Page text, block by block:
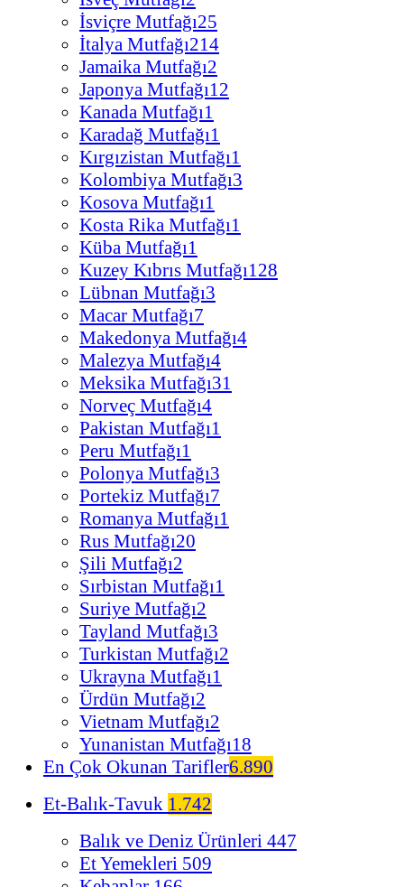
İsviçre Mutfağı25
İtalya Mutfağı214
Jamaika Mutfağı2
Japonya Mutfağı12
Kanada Mutfağı1
Karadağ Mutfağı1
Kırgızistan Mutfağı1
Kolombiya Mutfağı3
Kosova Mutfağı1
Kosta Rika Mutfağı1
Küba Mutfağı1
Kuzey Kıbrıs Mutfağı128
Lübnan Mutfağı3
Macar Mutfağı7
Makedonya Mutfağı4
Malezya Mutfağı4
Meksika Mutfağı31
Norveç Mutfağı4
Pakistan Mutfağı1
Peru Mutfağı1
Polonya Mutfağı3
Portekiz Mutfağı7
Romanya Mutfağı1
Rus Mutfağı20
Şili Mutfağı2
Sırbistan Mutfağı1
Suriye Mutfağı2
Tayland Mutfağı3
Turkistan Mutfağı2
Ukrayna Mutfağı1
Ürdün Mutfağı2
Vietnam Mutfağı2
Yunanistan Mutfağı18
En Çok Okunan Tarifler6.890
Et-Balık-Tavuk 1.742
Balık ve Deniz Ürünleri 447
Et Yemekleri 509